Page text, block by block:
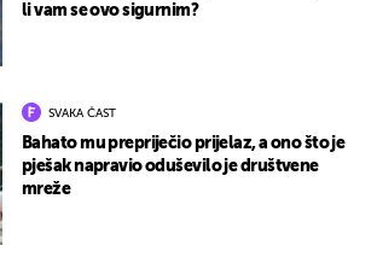
li vam se ovo sigurnim?
SVAKA ČAST
Bahato mu prepriječio prijelaz, a ono što je
pješak napravio oduševilo je društvene
mreže